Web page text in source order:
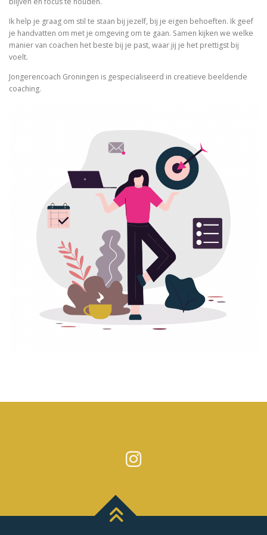
Ik help je graag om stil te staan bij jezelf, bij je eigen behoeften. Ik geef
je handvatten om met je omgeving om te gaan. Samen kijken we welke
manier van coachen het beste bij je past, waar jij je het prettigst bij
voelt.
Jongerencoach Groningen is gespecialiseerd in creatieve beeldende
coaching.